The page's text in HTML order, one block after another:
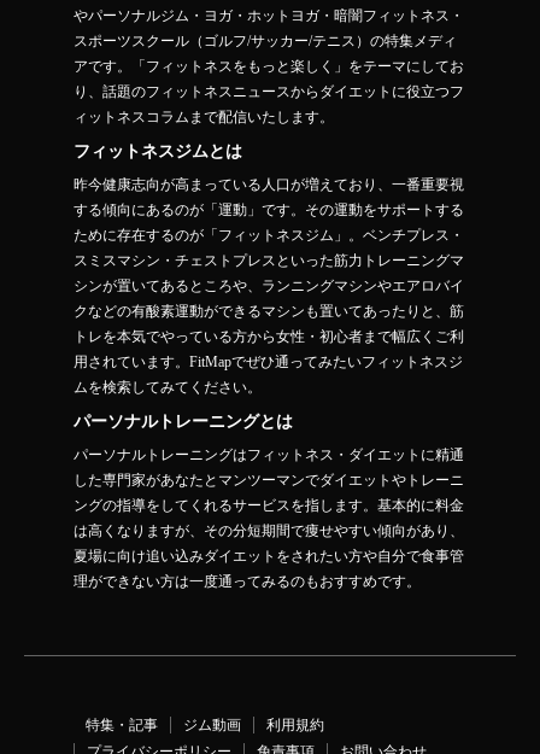
やパーソナルジム・ヨガ・ホットヨガ・暗闇フィットネス・
スポーツスクール（ゴルフ/サッカー/テニス）の特集メディ
アです。「フィットネスをもっと楽しく」をテーマにしてお
り、話題のフィットネスニュースからダイエットに役立つフ
ィットネスコラムまで配信いたします。
フィットネスジムとは
昨今健康志向が高まっている人口が増えており、一番重要視
する傾向にあるのが「運動」です。その運動をサポートする
ために存在するのが「フィットネスジム」。ベンチプレス・
スミスマシン・チェストプレスといった筋力トレーニングマ
シンが置いてあるところや、ランニングマシンやエアロバイ
クなどの有酸素運動ができるマシンも置いてあったりと、筋
トレを本気でやっている方から女性・初心者まで幅広くご利
用されています。FitMapでぜひ通ってみたいフィットネスジ
ムを検索してみてください。
パーソナルトレーニングとは
パーソナルトレーニングはフィットネス・ダイエットに精通
した専門家があなたとマンツーマンでダイエットやトレーニ
ングの指導をしてくれるサービスを指します。基本的に料金
は高くなりますが、その分短期間で痩せやすい傾向があり、
夏場に向け追い込みダイエットをされたい方や自分で食事管
理ができない方は一度通ってみるのもおすすめです。
特集・記事 ジム動画
利用規約